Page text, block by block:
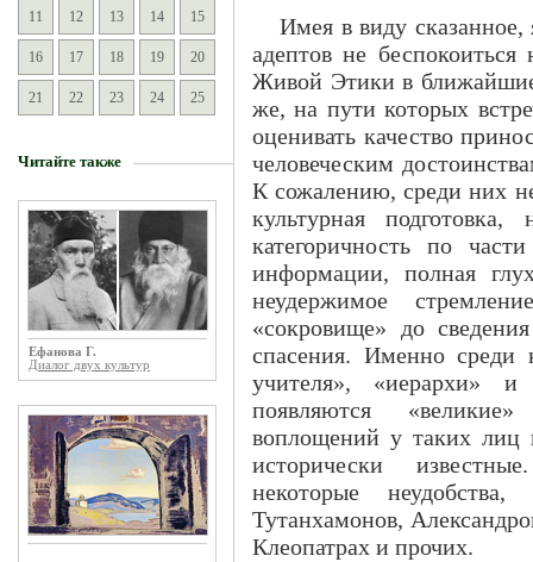
11 12 13 14 15
16 17 18 19 20
21 22 23 24 25
Читайте также
Ефанова Г.
Диалог двух культур
Имея в виду
адептов не
Живой Этики в
же, на пути которых
оценивать качество
человеческим
К сожалению, среди них
культурная подготовка,
категоричность по
информации, полная
неудержимое
«сокровище» до
спасения. Именно среди
учителя», «иерархи»
появляются
воплощений у таких лиц
исторически
некоторые
Тутанхамонов,
Клеопатрах и прочих.